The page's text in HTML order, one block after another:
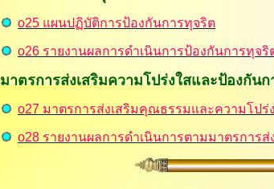
o25 แผนปฏิบัติการป้องกันการทุจริต
o26 รายงานผลการดำเนินการป้องกันการทุจริ
มาตรการส่งเสริมความโปร่งใสและป้องกัน
o27 มาตรการส่งเสริมคุณธรรมและความโปร่
o28 รายงานผลการดำเนินการตามมาตรกา